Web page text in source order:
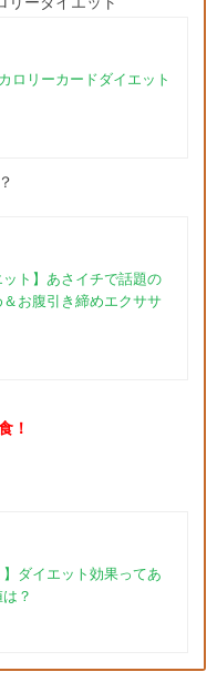
ロリーカードダイエット
ット】あさイチで話題の
お腹引き締めエクササ
！
】ダイエット効果ってあ
？